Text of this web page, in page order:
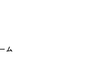
ム